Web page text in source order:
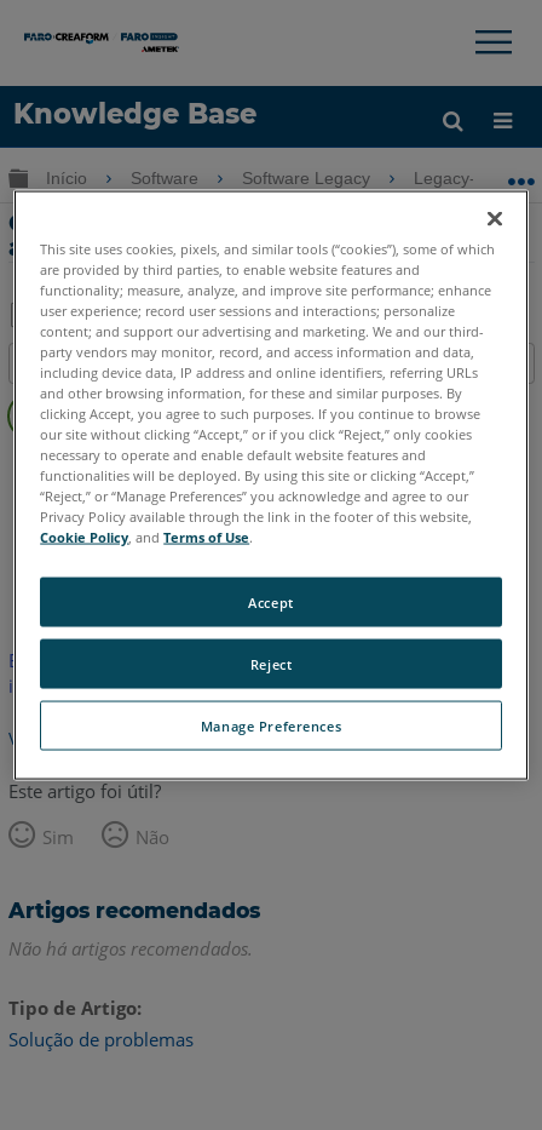
Knowledge Base
Idioma
Obter ajuda ENTRAR
×
Expandir/recolher hierarquia global
Início Software Software Legacy Legacy-Gage
O Gage 1.5.2 não abre e trava na tela do
aplicativo de carregamento
Salvar
como
PDF
Índice
Sem
cabeçalhos
Software Legacy Software Gage
Alemão Coreano Francês Inglês Italiano
Este artigo não foi traduzido. Clique aqui para ver a versão em
inglês.
Voltar para o topo
Este artigo foi útil?
Sim
Não
Artigos recomendados
Não há artigos recomendados.
Tipo de Artigo
Solução de problemas
This site uses cookies, pixels, and similar tools (“cookies”), some of which
are provided by third parties, to enable website features and
functionality; measure, analyze, and improve site performance; enhance
user experience; record user sessions and interactions; personalize
content; and support our advertising and marketing. We and our third-
party vendors may monitor, record, and access information and data,
including device data, IP address and online identifiers, referring URLs
and other browsing information, for these and similar purposes. By
clicking Accept, you agree to such purposes. If you continue to browse
our site without clicking “Accept,” or if you click “Reject,” only cookies
necessary to operate and enable default website features and
functionalities will be deployed. By using this site or clicking “Accept,”
“Reject,” or “Manage Preferences” you acknowledge and agree to our
Privacy Policy available through the link in the footer of this website,
Cookie Policy , andTerms of Use.
Manage Preferences
Reject
Accept